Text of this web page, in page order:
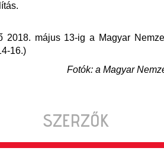
2018. május 13-ig a Magyar
16.)
Fotók: a Magyar
SZERZŐK